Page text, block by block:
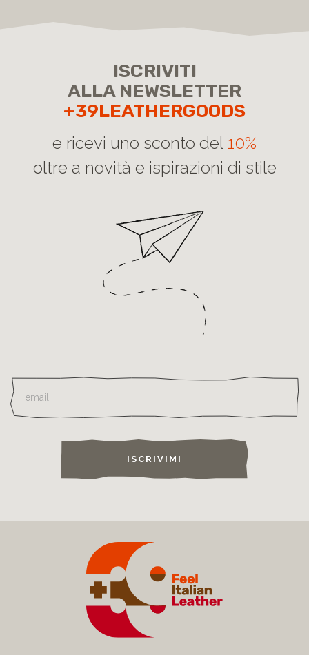
ISCRIVITI
ALLA NEWSLETTER
+39LEATHERGOODS
e ricevi uno sconto del 10%
oltre a novità e ispirazioni di stile
ISCRIVIMI